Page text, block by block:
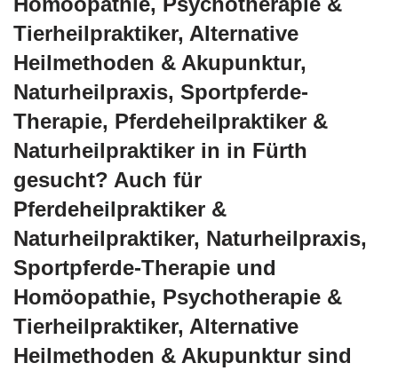
‎Tierheilpraktiker, Alternative
Heilmethoden & Akupunktur,
Naturheilpraxis, Sportpferde-
Therapie, Pferdeheilpraktiker &
Naturheilpraktiker in in Fürth
gesucht? Auch für
Pferdeheilpraktiker &
Naturheilpraktiker, Naturheilpraxis,
Sportpferde-Therapie und
‎Homöopathie, ‎Psychotherapie &
‎Tierheilpraktiker, Alternative
Heilmethoden & Akupunktur sind